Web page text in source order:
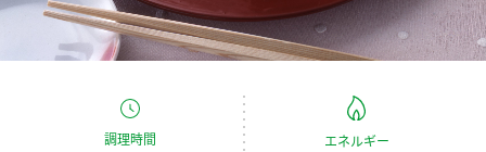
つゆ たれ
スープ 中華
くらしプラ酢
カンタン酢
お酢ドリンク
国内事業概要
企業理念
ミツカンを知る
調理時間 エネルギー